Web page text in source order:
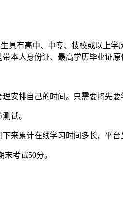
有高中、中专、技校或以上学
本人身份证、最高学历毕业证原
排自己的时间。只需要将先要
试。
累计在线学习时间多长，平台
考试50分。